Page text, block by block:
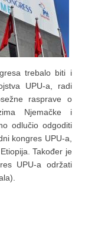
trebalo biti i
UPU-a, radi
rasprave o
Njemačke i
odlučio odgoditi
kongres UPU-a,
Također je
UPU-a održati